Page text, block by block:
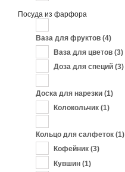
Посуда из фарфора
Ваза для фруктов (4)
Ваза для цветов (3)
Доза для специй (3)
Доска для нарезки (1)
Колокольчик (1)
Кольцо для салфеток (1)
Кофейник (3)
Кувшин (1)